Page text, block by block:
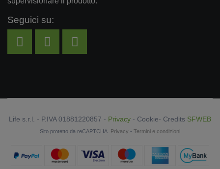
Seguici su:
Life s.r.l. - P.IVA 01881220857 - Privacy - Cookie- Credits SFWEB
Sito protetto da reCAPTCHA. Privacy - Termini e condizioni